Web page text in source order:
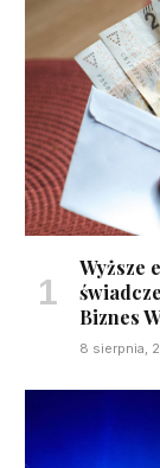
Wyższe
Biznes
8 sierpnia,